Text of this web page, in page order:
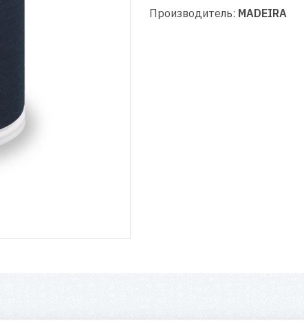
Производитель: MADEIRA